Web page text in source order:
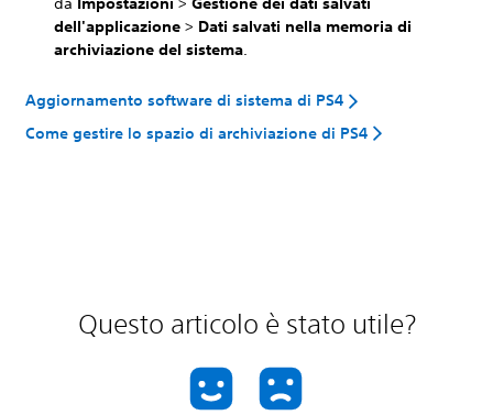
dell'applicazione > Dati salvati nella memoria di
archiviazione del sistema.
Aggiornamento software di sistema di PS4
Come gestire lo spazio di archiviazione di PS4
Questo articolo è stato utile?